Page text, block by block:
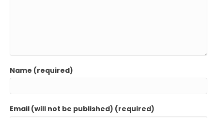
Name (required)
Email (will not be published) (required)